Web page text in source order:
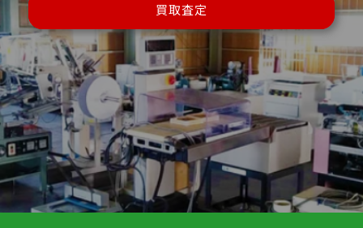
買取査定